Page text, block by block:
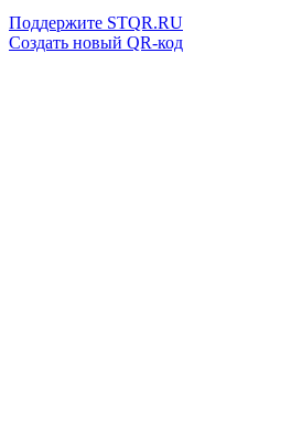
Поддержите STQR.RU
Создать новый QR-код